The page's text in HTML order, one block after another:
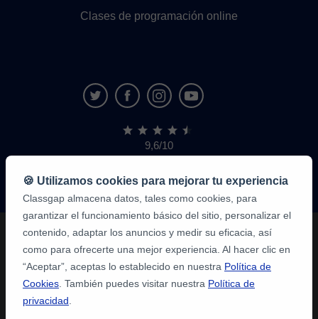
Clases de programación online
9,6/10
1.339.284
de
alumnos
🍪 Utilizamos cookies para mejorar tu experiencia
Classgap almacena datos, tales como cookies, para
garantizar el funcionamiento básico del sitio, personalizar el
contenido, adaptar los anuncios y medir su eficacia, así
como para ofrecerte una mejor experiencia. Al hacer clic en
“Aceptar”, aceptas lo establecido en nuestra Política de
Cookies . También puedes visitar nuestra Política de
privacidad